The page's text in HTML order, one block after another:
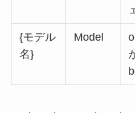
{モデル
名}
Model